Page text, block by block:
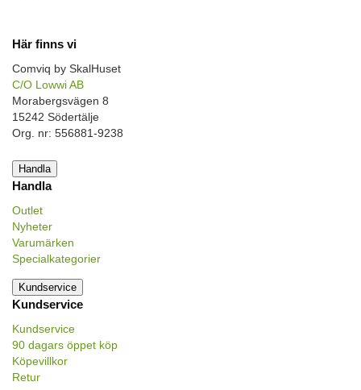
Här finns vi
Comviq by SkalHuset
C/O Lowwi AB
Morabergsvägen 8
15242 Södertälje
Org. nr: 556881-9238
Handla
Handla
Outlet
Nyheter
Varumärken
Specialkategorier
Kundservice
Kundservice
Kundservice
90 dagars öppet köp
Köpevillkor
Retur